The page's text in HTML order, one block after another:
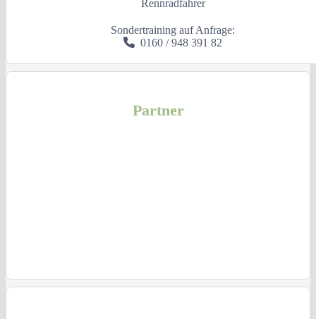
Rennradfahrer
Sondertraining auf Anfrage:
0160 / 948 391 82
Partner